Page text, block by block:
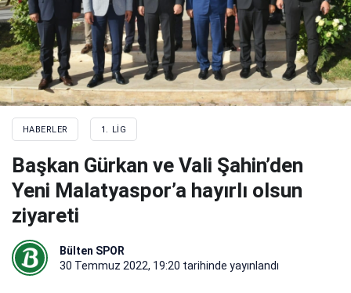
HABERLER 1. LIG
Başkan Gürkan ve Vali Şahin’den
Yeni Malatyaspor’a hayırlı olsun
ziyareti
Bülten SPOR
30 Temmuz 2022, 19:20 tarihinde yayınlandı